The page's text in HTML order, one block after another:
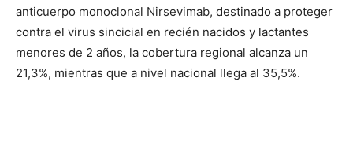
anticuerpo monoclonal Nirsevimab, destinado a proteger
contra el virus sincicial en recién nacidos y lactantes
menores de 2 años, la cobertura regional alcanza un
21,3%, mientras que a nivel nacional llega al 35,5%.